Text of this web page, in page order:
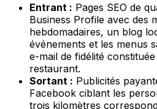
Entrant : Pages SEO de
Business Profile avec des
hebdomadaires, un blog
événements et les menus
e-mail de fidélité
restaurant.
Sortant : Publicités
Facebook ciblant les
trois kilomètres